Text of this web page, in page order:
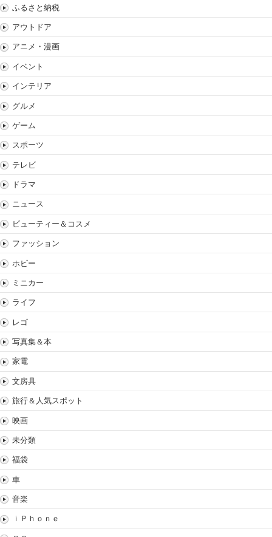
ふるさと納税
アウトドア
アニメ・漫画
イベント
インテリア
グルメ
ゲーム
スポーツ
テレビ
ドラマ
ニュース
ビューティー＆コスメ
ファッション
ホビー
ミニカー
ライフ
レゴ
写真集＆本
家電
文房具
旅行＆人気スポット
映画
未分類
福袋
車
音楽
ｉＰｈｏｎｅ